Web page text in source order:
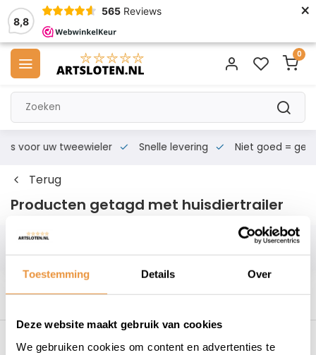
Toestemming Details Over
Deze website maakt gebruik van cookies
We gebruiken cookies om content en advertenties te
8,8
565 Reviews ×
0
voor uw tweewieler Snelle levering Niet goed = geld
Terug
Producten getagd met huisdiertrailer
Filters